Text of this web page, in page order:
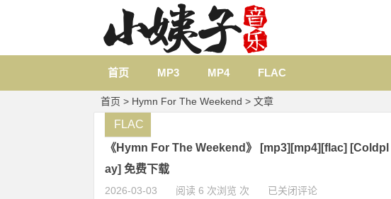
首页 MP3 MP4 FLAC
首页 > Hymn For The Weekend > 文章
《Hymn For The Weekend》 [mp3][mp4][flac] [Coldpl
ay] 免费下载
2026-03-03 阅读 6 次浏览 次 已关闭评论
FLAC